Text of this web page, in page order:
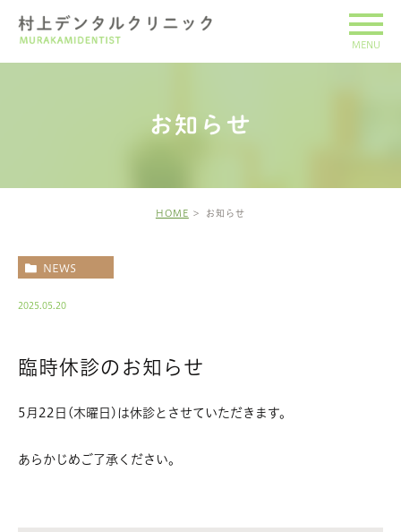
お知らせ
HOME お知らせ
NEWS
2025.05.20
臨時休診のお知らせ
5月22日(木曜日)は休診とさせていただきます。
あらかじめご了承ください。